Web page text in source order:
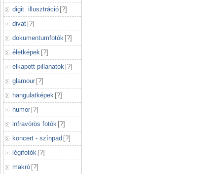
digit. illusztráció [?]
divat [?]
dokumentumfotók [?]
életképek [?]
elkapott pillanatok [?]
glamour [?]
hangulatképek [?]
humor [?]
infravörös fotók [?]
koncert - színpad [?]
légifotók [?]
makró [?]